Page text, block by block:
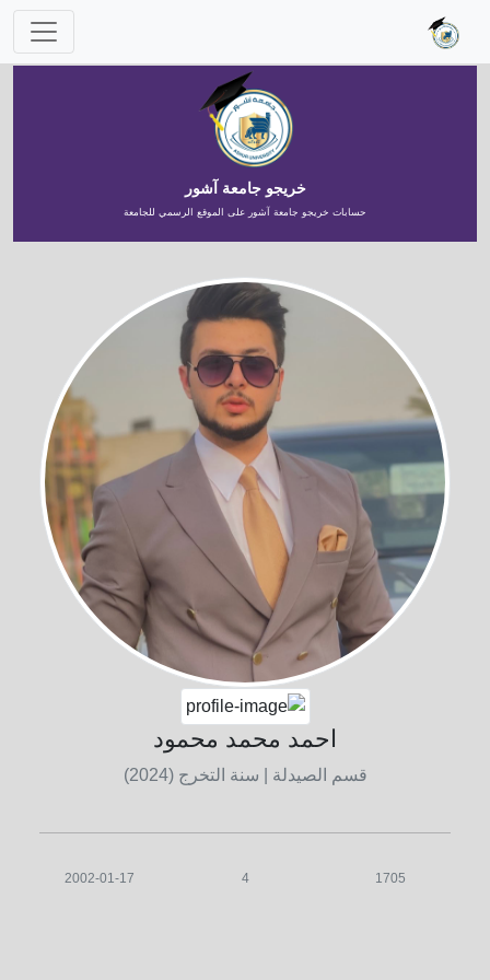
خريجو جامعة آشور
حسابات خريجو جامعة آشور على الموقع الرسمي للجامعة
احمد محمد محمود
قسم الصيدلة | سنة التخرج (2024)
1705
4
2002-01-17